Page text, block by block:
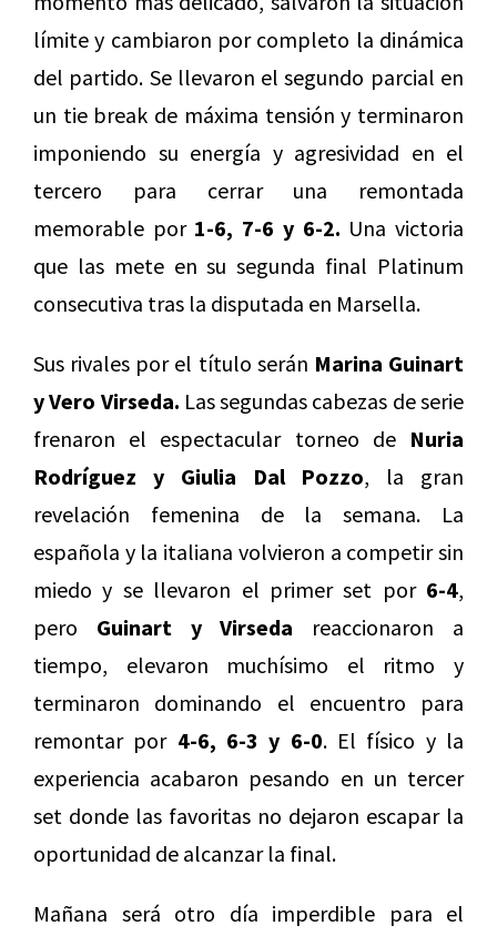
límite y cambiaron por completo la dinámica
del partido. Se llevaron el segundo parcial en
un tie break de máxima tensión y terminaron
imponiendo su energía y agresividad en el
tercero para cerrar una remontada
memorable por 1-6, 7-6 y 6-2. Una victoria
que las mete en su segunda final Platinum
consecutiva tras la disputada en Marsella.
Sus rivales por el título serán Marina Guinart
y Vero Virseda. Las segundas cabezas de serie
frenaron el espectacular torneo de Nuria
Rodríguez y Giulia Dal Pozzo, la gran
revelación femenina de la semana. La
española y la italiana volvieron a competir sin
miedo y se llevaron el primer set por6-4,
pero Guinart y Virseda reaccionaron a
tiempo, elevaron muchísimo el ritmo y
terminaron dominando el encuentro para
remontar por4-6, 6-3 y 6-0. El físico y la
experiencia acabaron pesando en un tercer
set donde las favoritas no dejaron escapar la
oportunidad de alcanzar la final.
Mañana será otro día imperdible para el